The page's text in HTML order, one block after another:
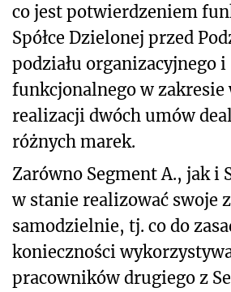
co jest potwierdzeniem
Spółce Dzielonej przed
podziału organizacyjnego i
funkcjonalnego w
realizacji dwóch umów
różnych marek.
Zarówno Segment A., jak i
w stanie realizować swoje
samodzielnie, tj. co do
konieczności
pracowników drugiego z